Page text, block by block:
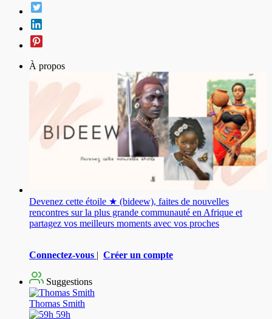
À propos
Devenez cette étoile ★ (bideew), faites de nouvelles
rencontres sur la plus grande communauté en Afrique et
partagez vos meilleurs moments avec vos proches
Connectez-vous | Créer un compte
Suggestions
Thomas Smith